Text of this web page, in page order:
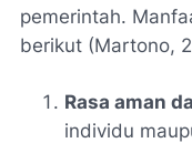
pemerintah.
berikut (Martono,
Rasa aman
individu